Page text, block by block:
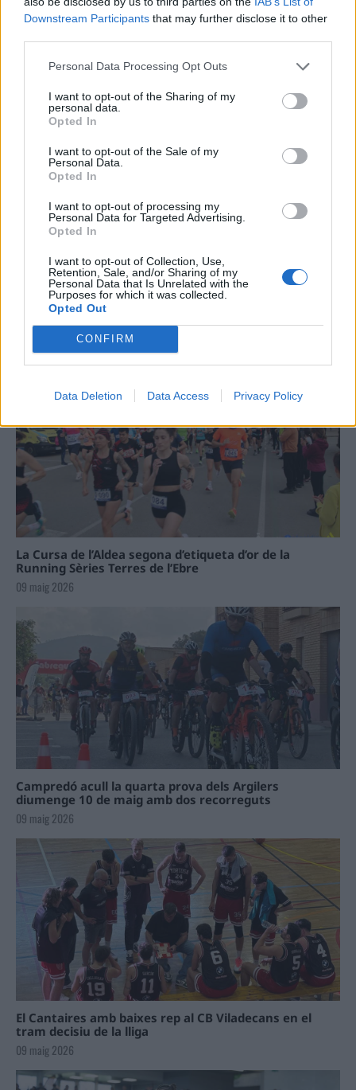
Downstream Participants that may further disclose it to other
Personal Data Processing Opt Outs
I want to opt-out of the Sharing of my
personal data.
Opted In
I want to opt-out of the Sale of my
Personal Data.
Opted In
I want to opt-out of processing my
Personal Data for Targeted Advertising.
Opted In
I want to opt-out of Collection, Use,
Retention, Sale, and/or Sharing of my
Personal Data that Is Unrelated with the
Purposes for which it was collected.
Opted Out
CONFIRM
Data Deletion Data Access Privacy Policy
dels terrenys de Renfe per les altes
i culmina un projecte estratègic que
6 d'agost de 2026
40 peces a concurs
Carrega més
La Cursa de l’Aldea segona d’etiqueta d’or de la
Running Sèries Terres de l’Ebre
09 maig 2026
Campredó acull la quarta prova dels Argilers
diumenge 10 de maig amb dos recorreguts
09 maig 2026
El Cantaires amb baixes rep al CB Viladecans en el
tram decisiu de la lliga
09 maig 2026